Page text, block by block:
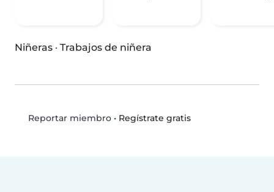
Niñeras · Trabajos de niñera
Reportar miembro• Regístrate gratis